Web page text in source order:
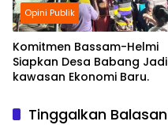
Opini Publik
Komitmen Bassam-Helmi
Siapkan Desa Babang Jadi
kawasan Ekonomi Baru.
Tinggalkan Balasan